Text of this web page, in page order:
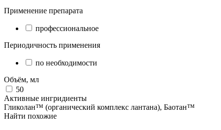
Применение препарата
профессиональное
Периодичность применения
по необходимости
Объём, мл
50
Активные ингридиенты
Гликолан™ (органический комплекс лантана), Баотан™
Найти похожие